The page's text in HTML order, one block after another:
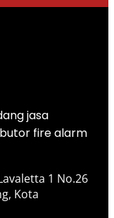
jasa
fire alarm
1 No.26
Kota